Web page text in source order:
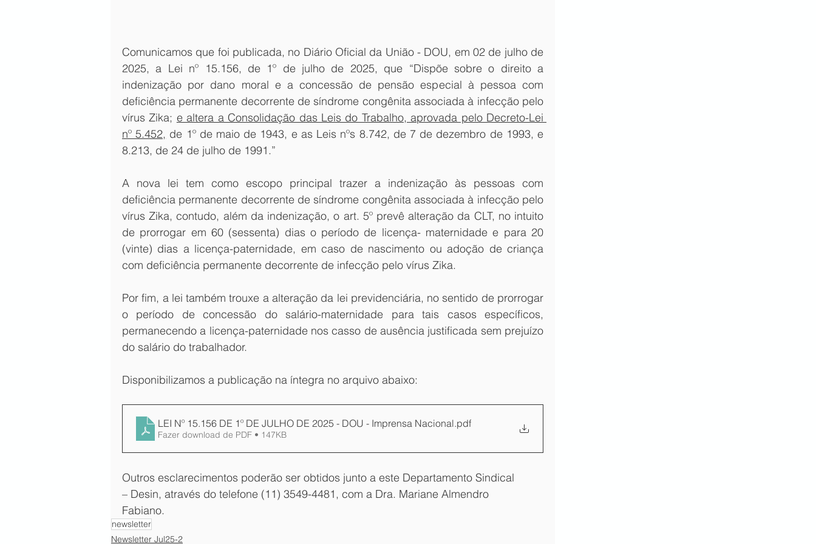
Comunicamos que foi publicada, no Diário Oficial da União - DOU, em 02 de julho de
2025, a Lei nº 15.156, de 1º de julho de 2025, que “Dispõe sobre o direito a
indenização por dano moral e a concessão de pensão especial à pessoa com
deficiência permanente decorrente de síndrome congênita associada à infecção pelo
vírus Zika; e altera a Consolidação das Leis do Trabalho, aprovada pelo Decreto-Lei
nº 5.452, de 1º de maio de 1943, e as Leis nºs 8.742, de 7 de dezembro de 1993, e
8.213, de 24 de julho de 1991.”
A nova lei tem como escopo principal trazer a indenização às pessoas com
deficiência permanente decorrente de síndrome congênita associada à infecção pelo
vírus Zika, contudo, além da indenização, o art. 5º prevê alteração da CLT, no intuito
de prorrogar em 60 (sessenta) dias o período de licença- maternidade e para 20
(vinte) dias a licença-paternidade, em caso de nascimento ou adoção de criança
com deficiência permanente decorrente de infecção pelo vírus Zika.
Por fim, a lei também trouxe a alteração da lei previdenciária, no sentido de prorrogar
o período de concessão do salário-maternidade para tais casos específicos,
permanecendo a licença-paternidade nos casso de ausência justificada sem prejuízo
do salário do trabalhador.
Disponibilizamos a publicação na íntegra no arquivo abaixo:
LEI Nº 15.156 DE 1º DE JULHO DE 2025 - DOU - Imprensa Nacional.pdf
Fazer download de PDF • 147KB
Outros esclarecimentos poderão ser obtidos junto a este Departamento Sindical
– Desin, através do telefone (11) 3549-4481, com a Dra. Mariane Almendro
Fabiano.
newsletter
Newsletter Jul25-2